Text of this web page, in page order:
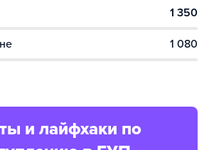
1 350
1 080
и лайфхаки по